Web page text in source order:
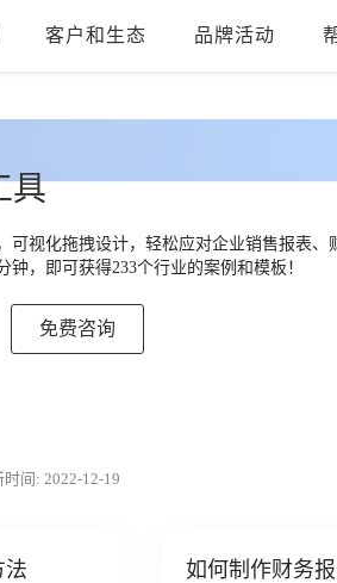
客户和生态 品牌活动
具
可视化拖拽设计，轻松应对企业销售报表、
，即可获得233个行业的案例和模板！
免费咨询
时间: 2022-12-19
法
如何制作财务